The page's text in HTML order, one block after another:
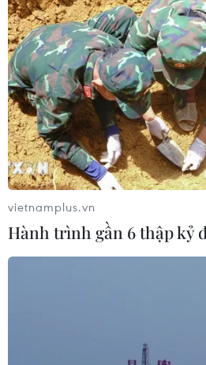
vietnamplus.vn
Hành trình gần 6 thập kỷ